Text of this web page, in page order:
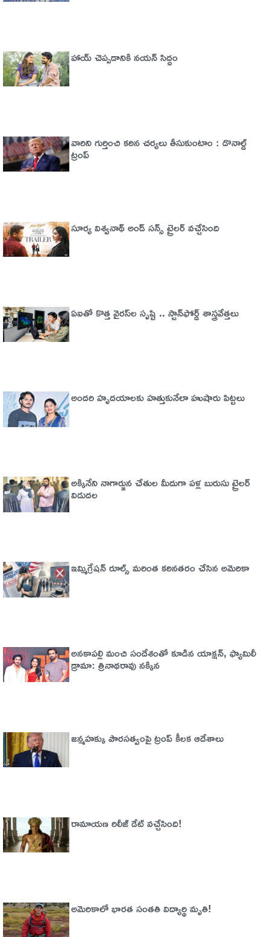
హాయ్ చెప్పడానికి నయన్ సిద్ధం
వారిని గుర్తించి కఠిన చర్యలు తీసుకుంటాం : డొనాల్డ్
ట్రంప్
సూర్య విశ్వనాథ్ అండ్ సన్స్ ట్రైలర్ వచ్చేసింది
ఏఐతో కొత్త వైరస్‌ల సృష్టి .. స్టాన్‌ఫోర్డ్‌ శాస్త్రవేత్తలు
అందరి హృదయాలకు హత్తుకునేలా హుషారు పిట్టలు
అక్కినేని నాగార్జున చేతుల మీదుగా పళ్ల బురుసు ట్రైలర్‌
విడుదల
ఇమ్మిగ్రేషన్‌ రూల్స్‌ మరింత కఠినతరం చేసిన అమెరికా
అనకాపల్లి మంచి సందేశంతో కూడిన యాక్షన్, ఫ్యామిలీ
డ్రామా: త్రినాథరావు నక్కిన
జన్మహక్కు పౌరసత్వంపై ట్రంప్ కీలక ఆదేశాలు
రామాయణ రిలీజ్ డేట్ వచ్చేసింది!
అమెరికాలో భార‌త సంత‌తి విద్యార్థి మృతి!